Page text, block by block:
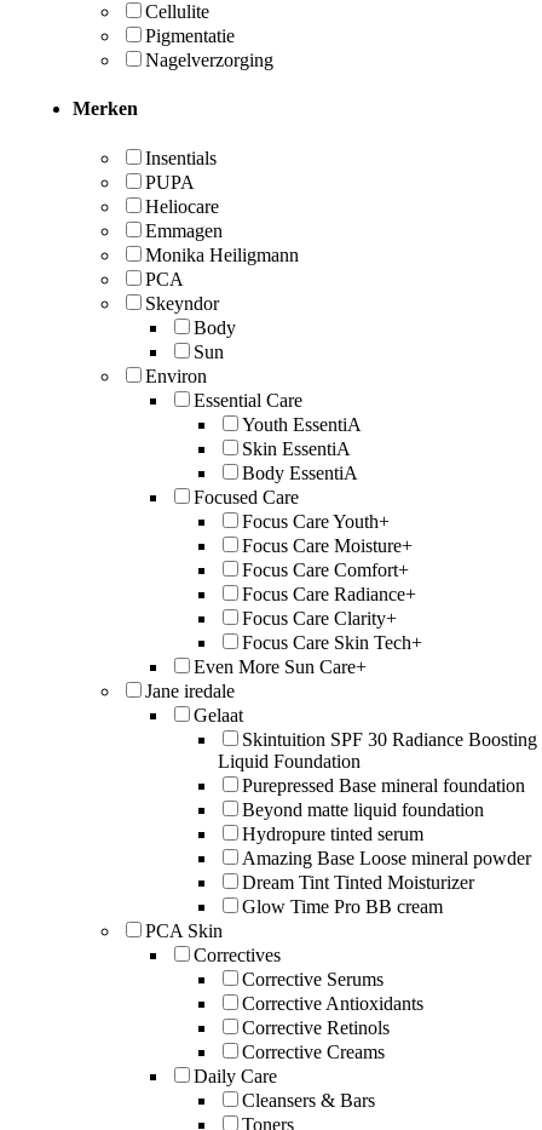
Cellulite
Pigmentatie
Nagelverzorging
Merken
Insentials
PUPA
Heliocare
Emmagen
Monika Heiligmann
PCA
Skeyndor
Body
Sun
Environ
Essential Care
Youth EssentiA
Skin EssentiA
Body EssentiA
Focused Care
Focus Care Youth+
Focus Care Moisture+
Focus Care Comfort+
Focus Care Radiance+
Focus Care Clarity+
Focus Care Skin Tech+
Even More Sun Care+
Jane iredale
Gelaat
Skintuition SPF 30 Radiance Boosting
Liquid Foundation
Purepressed Base mineral foundation
Beyond matte liquid foundation
Hydropure tinted serum
Amazing Base Loose mineral powder
Dream Tint Tinted Moisturizer
Glow Time Pro BB cream
PCA Skin
Correctives
Corrective Serums
Corrective Antioxidants
Corrective Retinols
Corrective Creams
Daily Care
Cleansers & Bars
Toners